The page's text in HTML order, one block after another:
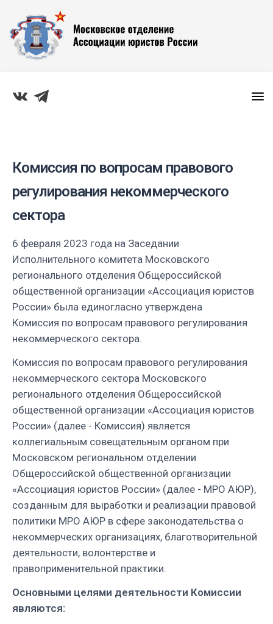
Комиссия по вопросам правового
регулирования некоммерческого
сектора
6 февраля 2023 года на Заседании
Исполнительного комитета Московского
регионального отделения Общероссийской
общественной организации «Ассоциация юристов
России» была единогласно утверждена
Комиссия по вопросам правового регулирования
некоммерческого сектора.
Комиссия по вопросам правового регулирования
некоммерческого сектора Московского
регионального отделения Общероссийской
общественной организации «Ассоциация юристов
России» (далее - Комиссия) является
коллегиальным совещательным органом при
Московском региональном отделении
Общероссийской общественной организации
«Ассоциация юристов России» (далее - МРО АЮР),
созданным для выработки и реализации правовой
политики МРО АЮР в сфере законодательства о
некоммерческих организациях, благотворительной
деятельности, волонтерстве и
правоприменительной практики.
Основными целями деятельности Комиссии
являются: